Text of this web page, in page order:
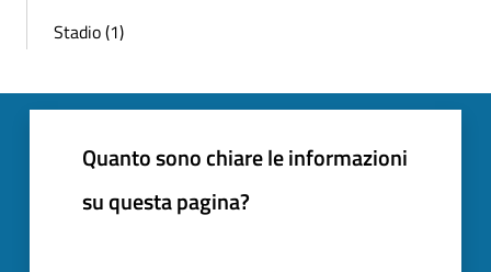
Stadio (1)
Quanto sono chiare le informazioni
su questa pagina?